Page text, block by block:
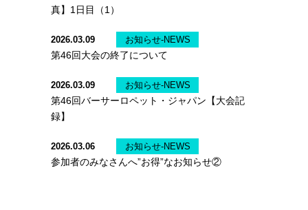
真】1日目（1）
2026.03.09 お知らせ-NEWS
第46回大会の終了について
2026.03.09 お知らせ-NEWS
第46回バーサーロペット・ジャパン【大会記
録】
2026.03.06 お知らせ-NEWS
参加者のみなさんへ”お得”なお知らせ②